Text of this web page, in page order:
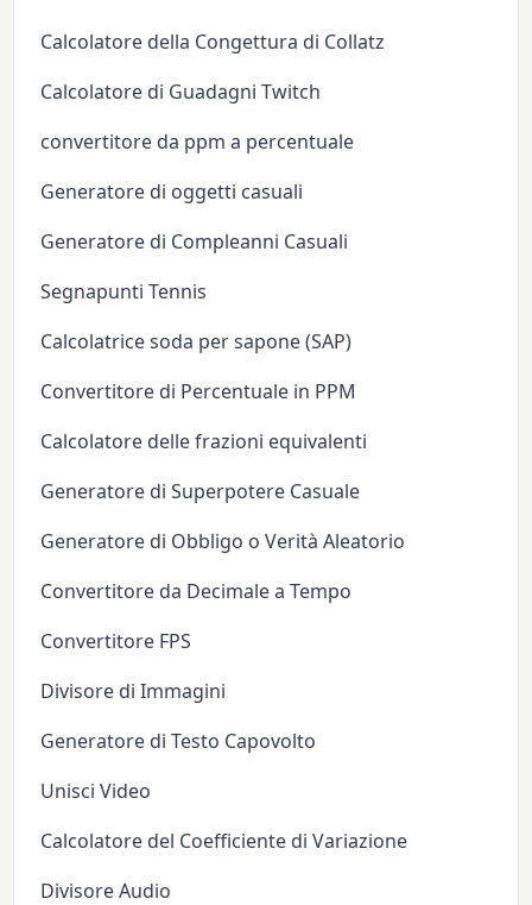
Calcolatore della Congettura di Collatz
Calcolatore di Guadagni Twitch
convertitore da ppm a percentuale
Generatore di oggetti casuali
Generatore di Compleanni Casuali
Segnapunti Tennis
Calcolatrice soda per sapone (SAP)
Convertitore di Percentuale in PPM
Calcolatore delle frazioni equivalenti
Generatore di Superpotere Casuale
Generatore di Obbligo o Verità Aleatorio
Convertitore da Decimale a Tempo
Convertitore FPS
Divisore di Immagini
Generatore di Testo Capovolto
Unisci Video
Calcolatore del Coefficiente di Variazione
Divisore Audio